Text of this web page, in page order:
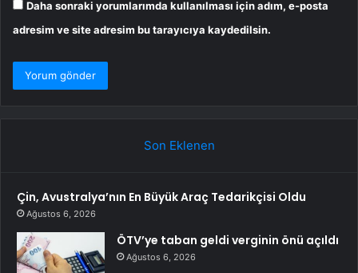
Daha sonraki yorumlarımda kullanılması için adım, e-posta
adresim ve site adresim bu tarayıcıya kaydedilsin.
Son Eklenen
Çin, Avustralya’nın En Büyük Araç Tedarikçisi Oldu
Ağustos 6, 2026
ÖTV’ye taban geldi verginin önü açıldı
Ağustos 6, 2026